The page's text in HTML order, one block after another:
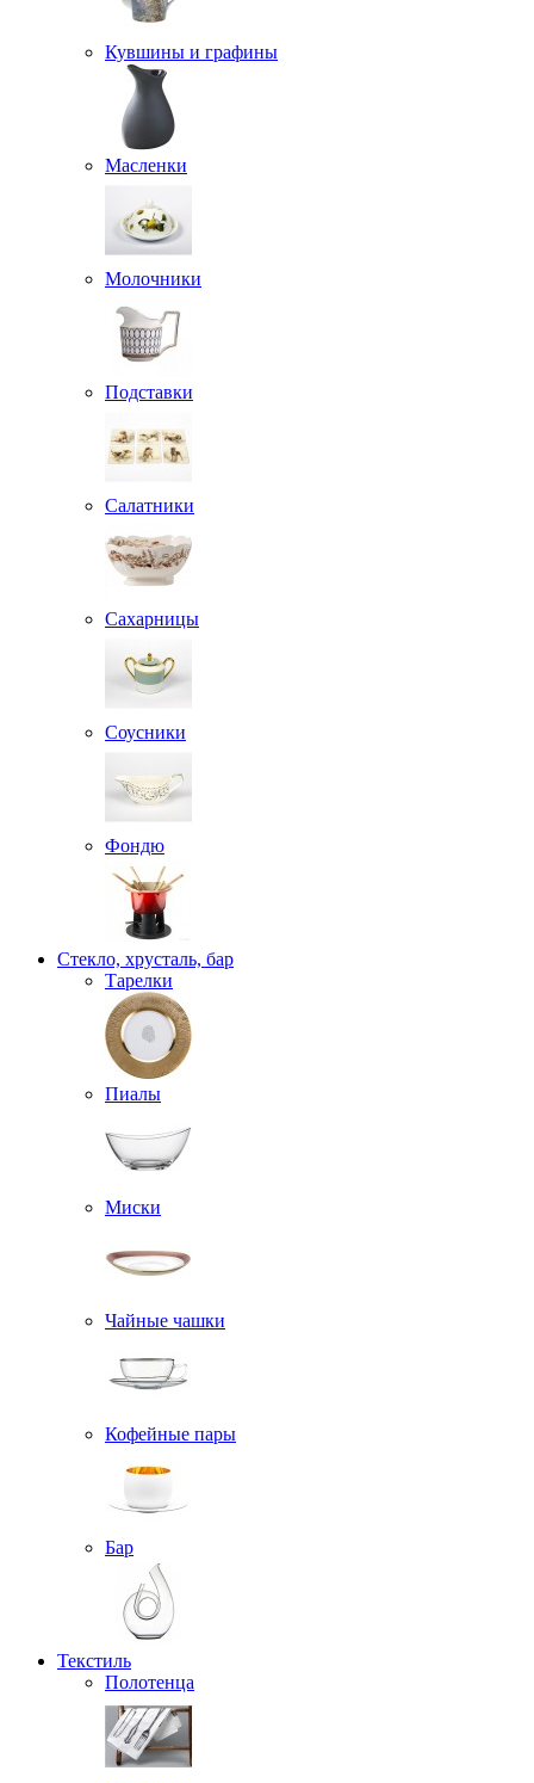
Кувшины и графины
Масленки
Молочники
Подставки
Салатники
Сахарницы
Соусники
Фондю
Стекло, хрусталь, бар
Тарелки
Пиалы
Миски
Чайные чашки
Кофейные пары
Бар
Текстиль
Полотенца